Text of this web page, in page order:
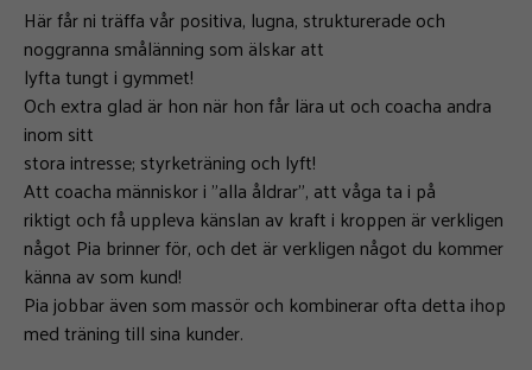
Här får ni träffa vår positiva, lugna, strukturerade och
noggranna smålänning som älskar att
lyfta tungt i gymmet!
Och extra glad är hon när hon får lära ut och coacha andra
inom sitt
stora intresse; styrketräning och lyft!
Att coacha människor i ”alla åldrar”, att våga ta i på
riktigt och få uppleva känslan av kraft i kroppen är verkligen
något Pia brinner för, och det är verkligen något du kommer
känna av som kund!
Pia jobbar även som massör och kombinerar ofta detta ihop
med träning till sina kunder.